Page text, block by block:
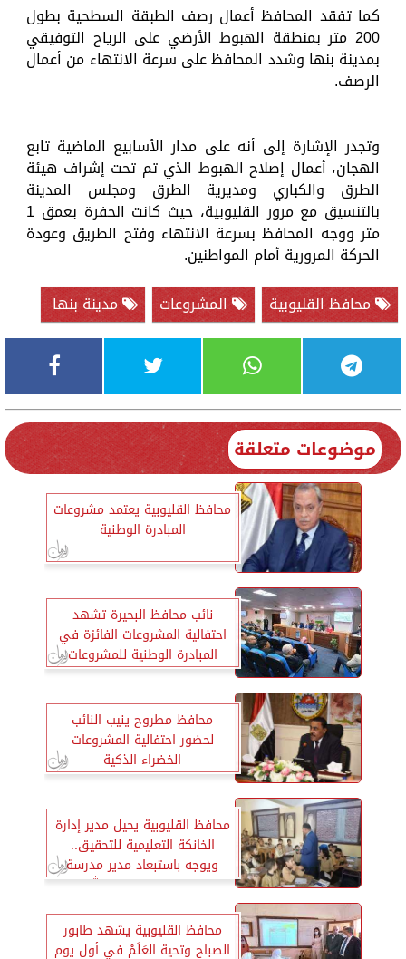
كما تفقد المحافظ أعمال رصف الطبقة السطحية بطول
200 متر بمنطقة الهبوط الأرضي على الرياح التوفيقي
بمدينة بنها وشدد المحافظ على سرعة الانتهاء من أعمال
الرصف.
وتجدر الإشارة إلى أنه على مدار الأسابيع الماضية تابع
الهجان، أعمال إصلاح الهبوط الذي تم تحت إشراف هيئة
الطرق والكباري ومديرية الطرق ومجلس المدينة
بالتنسيق مع مرور القليوبية، حيث كانت الحفرة بعمق 1
متر ووجه المحافظ بسرعة الانتهاء وفتح الطريق وعودة
الحركة المرورية أمام المواطنين.
محافظ القليوبية
المشروعات مدينة بنها
موضوعات متعلقة
محافظ القليوبية يعتمد مشروعات
المبادرة الوطنية
نائب محافظ البحيرة تشهد
احتفالية المشروعات الفائزة في
المبادرة الوطنية للمشروعات
الخضراء
محافظ مطروح ينيب النائب
لحضور احتفالية المشروعات
الخضراء الذكية
محافظ القليوبية يحيل مدير إدارة
الخانكة التعليمية للتحقيق..
ويوجه باستبعاد مدير مدرسة
الشهيد تامر عبد الله
محافظ القليوبية يشهد طابور
الصباح وتحية العَلَمْ في أول يوم